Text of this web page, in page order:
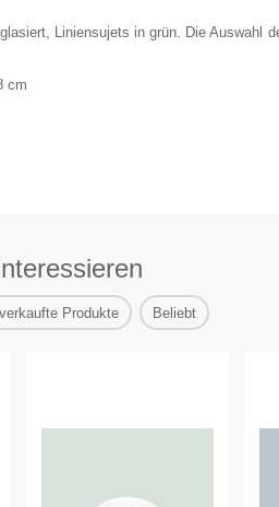
Liniensujets in grün. Die Auswahl
cm
Produkte Beliebt